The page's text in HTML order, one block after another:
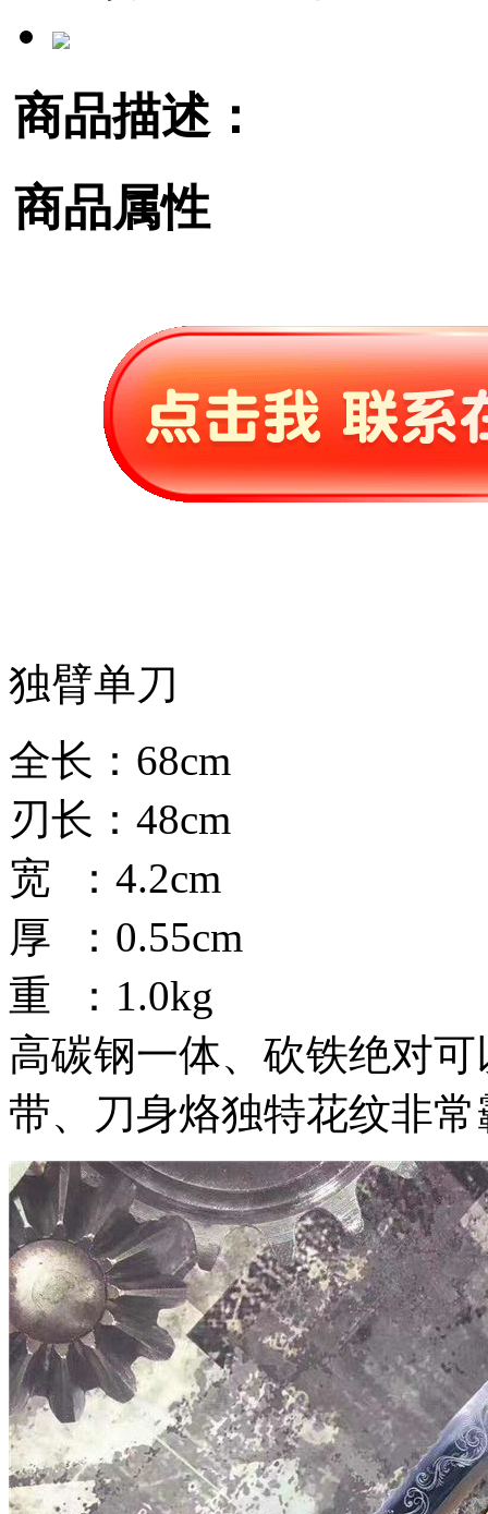
商品描述：
商品属性
独臂单刀
全长：68cm
刃长：48cm
宽 ：4.2cm
厚 ：0.55cm
重 ：1.0kg
高碳钢一体、砍铁绝对
带、刀身烙独特花纹非